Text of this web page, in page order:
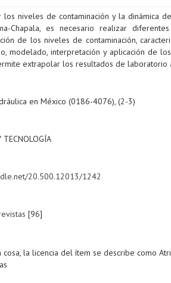
los niveles de contaminación y la dinámica
Chapala, es necesario realizar
de los niveles de contaminación,
modelado, interpretación y aplicación de
extrapolar los resultados de laboratorio
en México (0186-4076), (2-3)
TECNOLOGÍA
20.500.12013/1242
[96]
la licencia del ítem se describe como